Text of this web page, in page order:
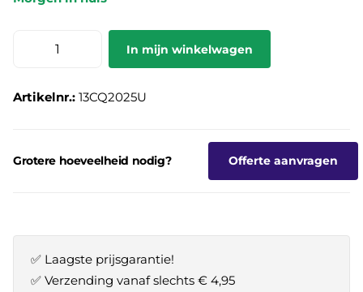
In mijn winkelwagen
Artikelnr.: 13CQ2025U
Grotere hoeveelheid nodig? Offerte aanvragen
✅ Laagste prijsgarantie!
✅ Verzending vanaf slechts € 4,95